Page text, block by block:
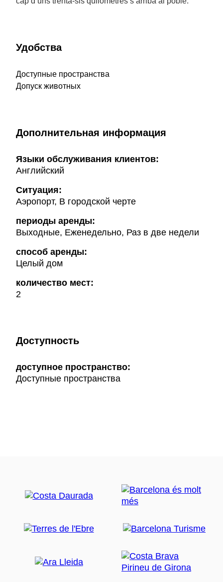
Удобства
Доступные пространства
Допуск животных
Дополнительная информация
Языки обслуживания клиентов:
Английский
Ситуация:
Аэропорт, В городской черте
периоды аренды:
Выходные, Еженедельно, Раз в две недели
способ аренды:
Целый дом
количество мест:
2
Доступность
доступное пространство:
Доступные пространства